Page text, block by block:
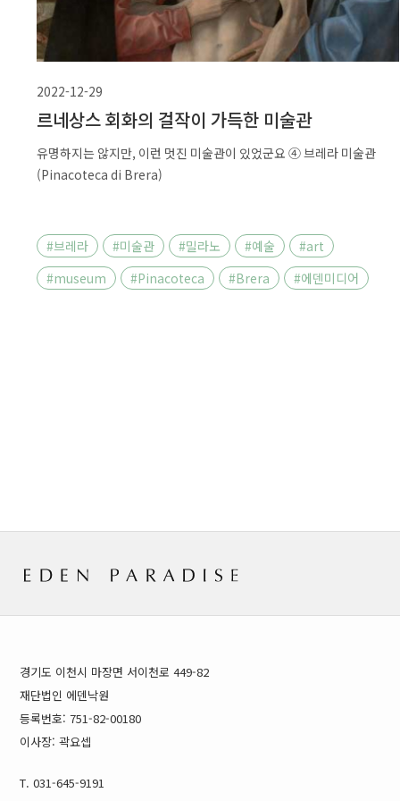
2022-12-29
르네상스 회화의 걸작이 가득한 미술관
유명하지는 않지만, 이런 멋진 미술관이 있었군요 ④ 브레라 미술관
(Pinacoteca di Brera)
#브레라 #미술관 #밀라노 #예술
#art
#museum
#Pinacoteca #Brera
#에덴미디어
경기도 이천시 마장면 서이천로 449-82
재단법인 에덴낙원
등록번호: 751-82-00180
이사장: 곽요셉
T. 031-645-9191